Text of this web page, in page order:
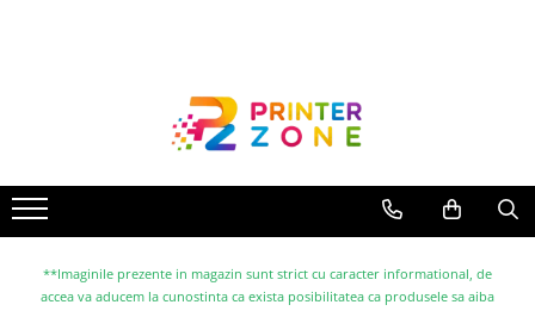
Imprimante cu jet
Multifunctionale laser
Multifunctionale cu jet
**Imaginile prezente in magazin sunt strict cu caracter informational, de
accea va aducem la cunostinta ca exista posibilitatea ca produsele sa aiba